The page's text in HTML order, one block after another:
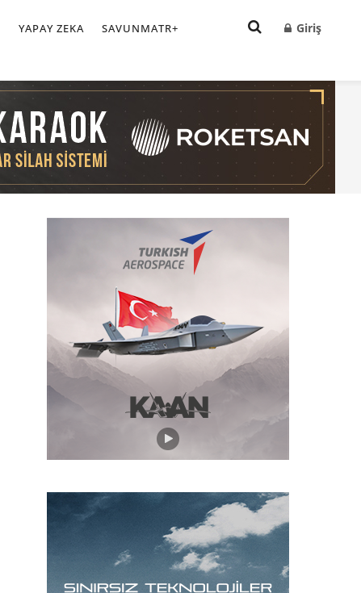
YAPAY ZEKA SAVUNMATR+ Giriş